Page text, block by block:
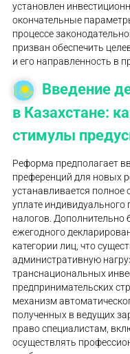
установлен
окончательные
процессе
призван обеспечить
и его направленность в
Введение
в Казахстане:
стимулы
Реформа предполагает
преференций для новых
устанавливается полное
уплате
налогов. Дополнительно
ежегодного
категории лиц, что
административную
транснациональных
предпринимательских
механизм
полученных в ведущих
право специалистам,
осуществлять